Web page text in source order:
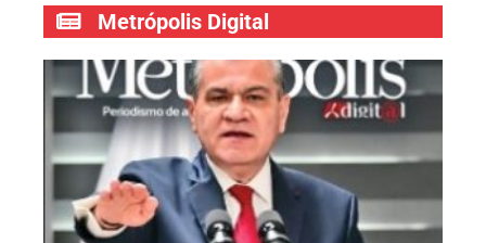
Metrópolis Digital